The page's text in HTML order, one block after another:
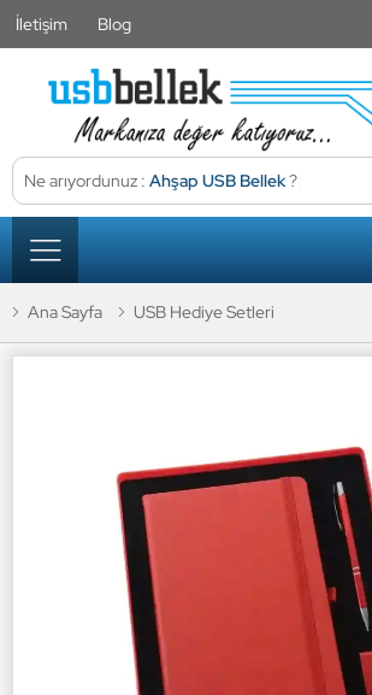
İletişim Blog
Ne arıyordunuz : Ahşap USB Bellek?
Ana Sayfa USB Hediye Setleri